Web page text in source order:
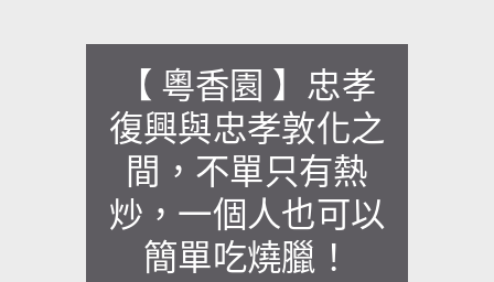
【 粵香園 】忠孝
復興與忠孝敦化之
間，不單只有熱
炒，一個人也可以
簡單吃燒臘！